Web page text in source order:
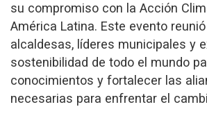
su compromiso con la Acción
América Latina. Este evento
alcaldesas, líderes municipales y
sostenibilidad de todo el mundo
conocimientos y fortalecer las
necesarias para enfrentar el